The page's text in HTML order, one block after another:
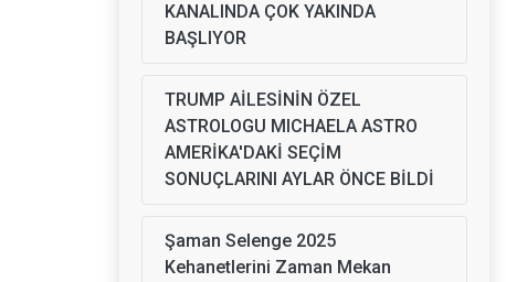
KANALINDA ÇOK YAKINDA
BAŞLIYOR
TRUMP AİLESİNİN ÖZEL
ASTROLOGU MICHAELA ASTRO
AMERİKA'DAKİ SEÇİM
SONUÇLARINI AYLAR ÖNCE BİLDİ
Şaman Selenge 2025
Kehanetlerini Zaman Mekan